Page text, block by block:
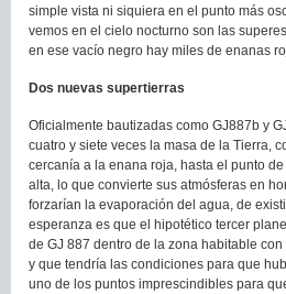
simple vista ni siquiera en el punto más
vemos en el cielo nocturno son las
en ese vacío negro hay miles de enanas
Dos nuevas supertierras
Oficialmente bautizadas como GJ887b y
cuatro y siete veces la masa de la Tierra,
cercanía a la enana roja, hasta el punto
alta, lo que convierte sus atmósferas en
forzarían la evaporación del agua, de
esperanza es que el hipotético tercer
de GJ 887 dentro de la zona habitable
y que tendría las condiciones para que
uno de los puntos imprescindibles para